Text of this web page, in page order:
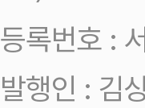
등록번호 :
발행인 : 김